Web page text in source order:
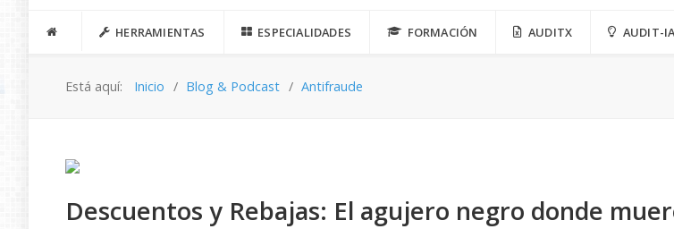
HERRAMIENTAS ESPECIALIDADES FORMACIÓN AUDITX AUDIT-
Está aquí: Inicio Blog & Podcast Antifraude
Descuentos y Rebajas: El agujero negro donde